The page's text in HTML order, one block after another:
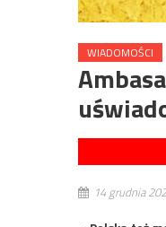
WIADOMOŚCI
14 grudnia